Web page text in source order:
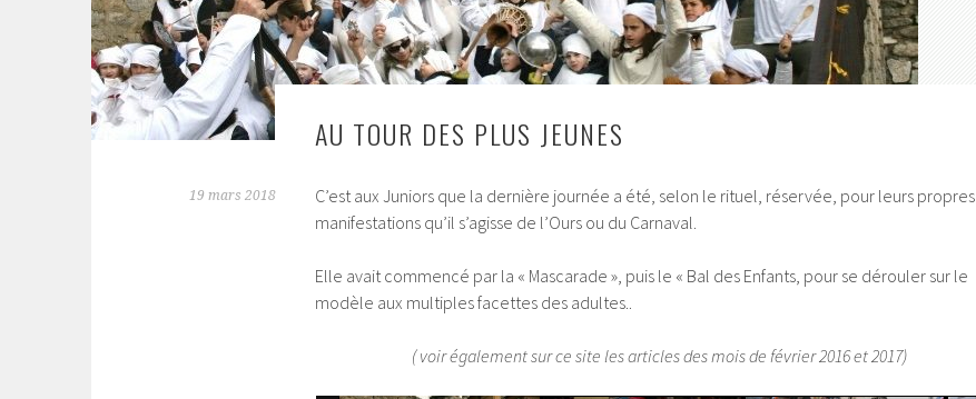
AU TOUR DES PLUS JEUNES
19 mars 2018
C’est aux Juniors que la dernière journée a été, selon le rituel, réservée, pour leurs propres
manifestations qu’il s’agisse de l’Ours ou du Carnaval.
Elle avait commencé par la « Mascarade », puis le « Bal des Enfants, pour se dérouler sur le
modèle aux multiples facettes des adultes..
( voir également sur ce site les articles des mois de février 2016 et 2017)